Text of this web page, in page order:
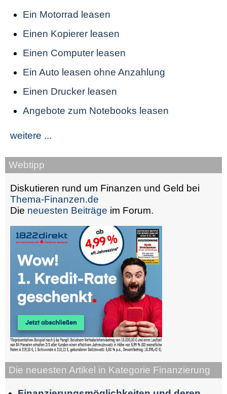
Ein Motorrad leasen
Einen Kopierer leasen
Einen Computer leasen
Ein Auto leasen ohne Anzahlung
Einen Drucker leasen
Angebote zum Notebooks leasen
weitere ...
Webtipp
Diskutieren rund um Finanzen und Geld bei
Thema-Finanzen.de
Die neuesten Beiträge im Forum.
Die neuesten Artikel in Kategorie Finanzierung